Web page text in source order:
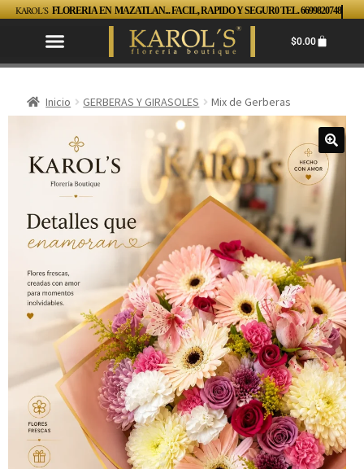
KAROL´S FLORERIA EN MAZATLAN... FACIL, RAPIDO Y SEGUR0 TEL. 6699820748
$0.00
Inicio GERBERAS Y GIRASOLES Mix de Gerberas